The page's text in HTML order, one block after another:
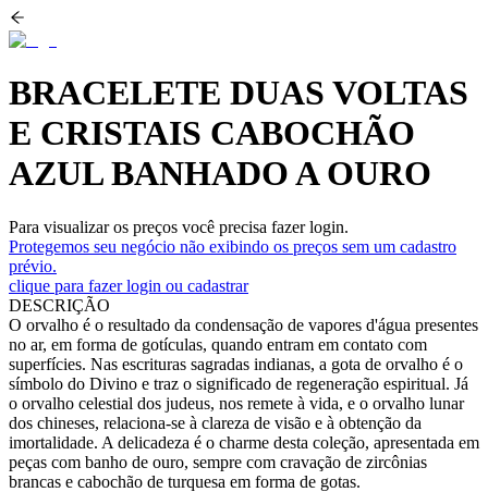
BRACELETE DUAS VOLTAS
E CRISTAIS CABOCHÃO
AZUL BANHADO A OURO
Para visualizar os preços você precisa fazer login.
Protegemos seu negócio não exibindo os preços sem um cadastro
prévio.
clique para fazer login ou cadastrar
DESCRIÇÃO
O orvalho é o resultado da condensação de vapores d'água presentes
no ar, em forma de gotículas, quando entram em contato com
superfícies. Nas escrituras sagradas indianas, a gota de orvalho é o
símbolo do Divino e traz o significado de regeneração espiritual. Já
o orvalho celestial dos judeus, nos remete à vida, e o orvalho lunar
dos chineses, relaciona-se à clareza de visão e à obtenção da
imortalidade. A delicadeza é o charme desta coleção, apresentada em
peças com banho de ouro, sempre com cravação de zircônias
brancas e cabochão de turquesa em forma de gotas.